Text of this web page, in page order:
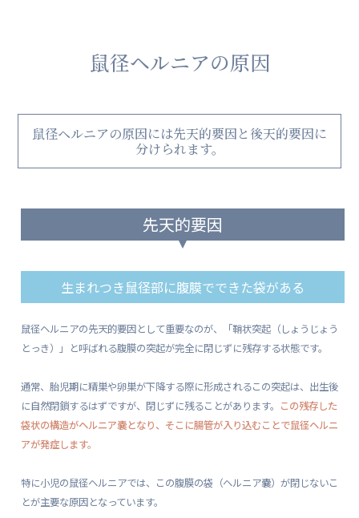
鼠径ヘルニアの原因
鼠径ヘルニアの原因には先天的要因と後天的要因に
分けられます。
先天的要因
生まれつき鼠径部に腹膜でできた袋がある
鼠径ヘルニアの先天的要因として重要なのが、「鞘状突起（しょうじょう
とっき）」と呼ばれる腹膜の突起が完全に閉じずに残存する状態です。
通常、胎児期に精巣や卵巣が下降する際に形成されるこの突起は、出生後
に自然閉鎖するはずですが、閉じずに残ることがあります。 この残存した
袋状の構造がヘルニア嚢となり、そこに腸管が入り込むことで鼠径ヘルニ
アが発症します。
特に小児の鼠径ヘルニアでは、この腹膜の袋（ヘルニア嚢）が閉じないこ
とが主要な原因となっています。